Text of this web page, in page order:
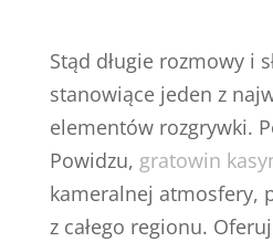
Stąd długie rozmowy i
stanowiące jeden z
elementów rozgrywki.
Powidzu, gratowin
kameralnej atmosfery,
z całego regionu.